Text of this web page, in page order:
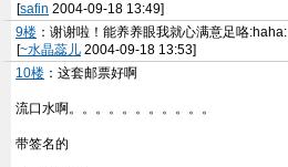
[safin 2004-09-18 13:49]
9楼 ：谢谢啦！能养养眼我就心满意足咯:haha:
[~水晶蕊儿 2004-09-18 13:53]
10楼 ：这套邮票好啊
流口水啊。。。。。。。。。。。
带签名的